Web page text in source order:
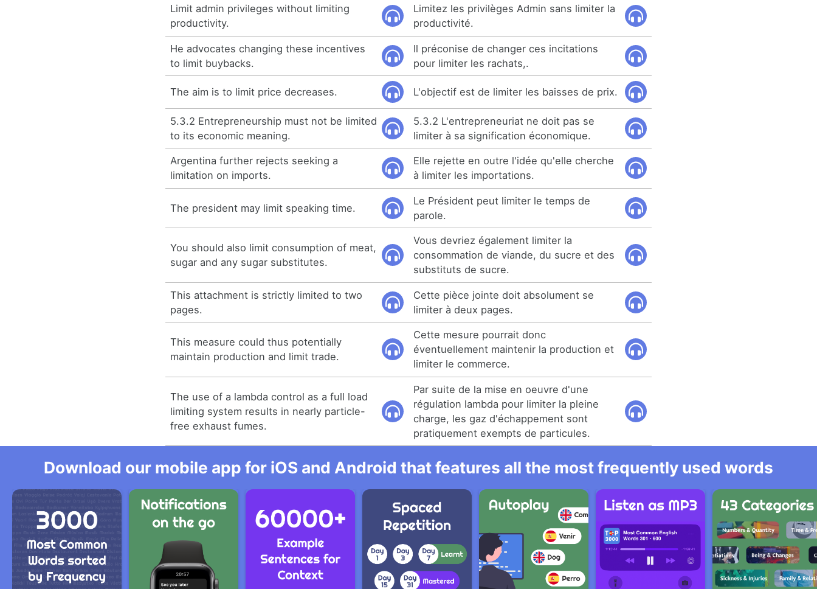
Limit admin privileges without limiting
productivity.
Limitez les privilèges Admin sans limiter la
productivité.
He advocates changing these incentives
to limit buybacks.
Il préconise de changer ces incitations
pour limiter les rachats,.
The aim is to limit price decreases. L'objectif est de limiter les baisses de prix.
5.3.2 Entrepreneurship must not be limited
to its economic meaning.
5.3.2 L'entrepreneuriat ne doit pas se
limiter à sa signification économique.
Argentina further rejects seeking a
limitation on imports.
Elle rejette en outre l'idée qu'elle cherche
à limiter les importations.
The president may limit speaking time.
Le Président peut limiter le temps de
parole.
You should also limit consumption of meat,
sugar and any sugar substitutes.
Vous devriez également limiter la
consommation de viande, du sucre et des
substituts de sucre.
This attachment is strictly limited to two
pages.
Cette pièce jointe doit absolument se
limiter à deux pages.
This measure could thus potentially
maintain production and limit trade.
Cette mesure pourrait donc
éventuellement maintenir la production et
limiter le commerce.
The use of a lambda control as a full load
limiting system results in nearly particle-
free exhaust fumes.
Par suite de la mise en oeuvre d'une
régulation lambda pour limiter la pleine
charge, les gaz d'échappement sont
pratiquement exempts de particules.
Download our mobile app for iOS and Android that features all the most frequently used words